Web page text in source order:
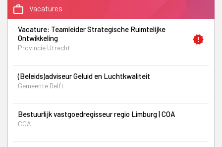
work_outline Vacatures
Vacature: Teamleider Strategische Ruimtelijke
Ontwikkeling
new_releases
Provincie Utrecht
(Beleids)adviseur Geluid en Luchtkwaliteit
Gemeente Delft
Bestuurlijk vastgoedregisseur regio Limburg | COA
COA